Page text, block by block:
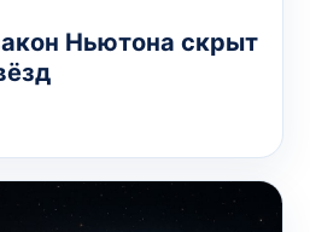
Ньютона скрыт